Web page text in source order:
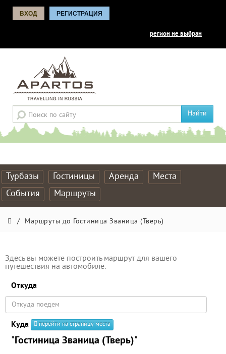
ВХОД РЕГИСТРАЦИЯ
регион не выбран
Найти
Турбазы Гостиницы Аренда
Места
События
Маршруты
/ Маршруты до Гостиница Званица (Тверь)
Здесь вы можете построить маршрут для вашего
путешествия на автомобиле.
Откуда
Куда перейти на страницу места
"Гостиница Званица (Тверь)"